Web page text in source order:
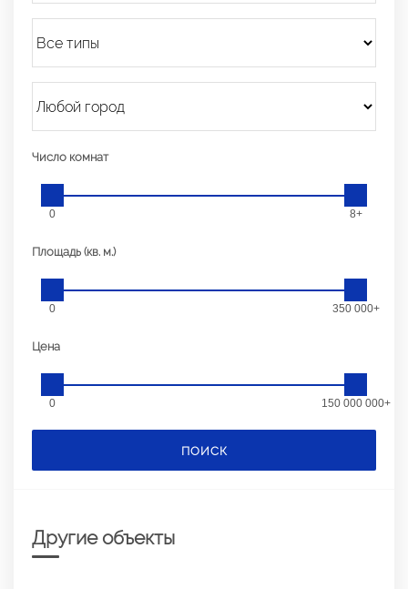
Число комнат
0 8+
Площадь (кв. м.)
0 350 000+
Цена
0 150 000 000+
ПОИСК
Другие объекты